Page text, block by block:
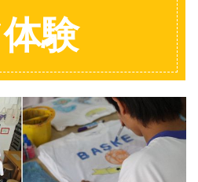
験